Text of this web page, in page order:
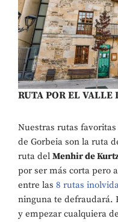
RUTA POR EL VALLE
Nuestras rutas
de Gorbeia son la ruta
ruta del Menhir de
por ser más corta pero
entre las 8 rutas
ninguna te defraudará.
y empezar cualquiera